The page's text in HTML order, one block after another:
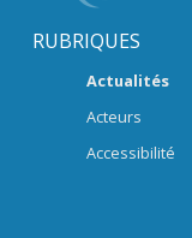
RUBRIQUES
Actualités
Acteurs
Accessibilité